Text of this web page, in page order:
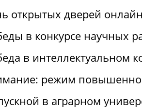
открытых дверей онлайн
в конкурсе научных
в интеллектуальном
режим
в аграрном